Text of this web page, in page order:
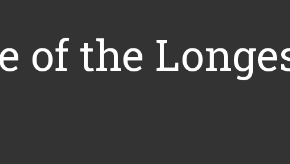
of the